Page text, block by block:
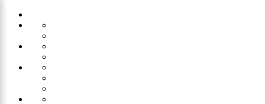
Saltar
Administración
Capacitación
Desarrollo
Gestión